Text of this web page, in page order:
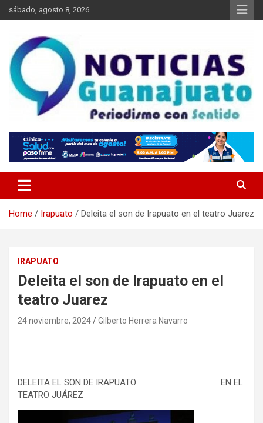
Skip
to
sábado, agosto 8, 2026
Noticias Guanajuato
Home Irapuato Deleita el son de Irapuato en el teatro Juarez
IRAPUATO
Deleita el son de Irapuato en el
teatro Juarez
24 noviembre, 2024 Gilberto Herrera Navarro
DELEITA EL SON DE IRAPUATO EN EL
TEATRO JUÁREZ